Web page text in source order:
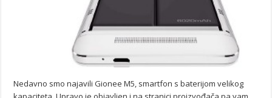
Nedavno smo najavili Gionee M5, smartfon s baterijom velikog